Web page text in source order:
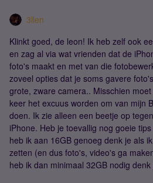
3llen
Klinkt goed, de leon! Ik heb zelf ook
en zag al via wat vrienden dat de
foto's maakt en met van die
zoveel opties dat je soms gavere
grote, zware camera.. Misschien
keer het excuus worden om van mijn
doen. Ik zie alleen een beetje op
iPhone. Heb je toevallig nog goeie
heb ik aan 16GB genoeg denk je als
zetten (en dus foto's, video's ga
heb ik dan minimaal 32GB nodig denk